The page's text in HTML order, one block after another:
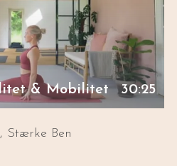
& Mobilitet 30:25
Stærke Ben